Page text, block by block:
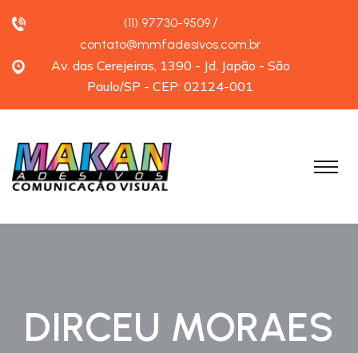
(11) 97730-9509/
contato@mmfadesivos.com.br
Av. das Cerejeiras, 1390 - Jd. Japão - São
Paulo/SP - CEP: 02124-001
DIRCEU MORAES